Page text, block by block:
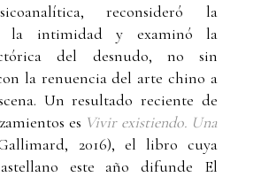
reconsideró la
la intimidad y examinó la
del desnudo, no sin
la renuencia del arte chino a
Un resultado reciente de
es Vivir existiendo. Una
2016), el libro cuya
este año difunde El